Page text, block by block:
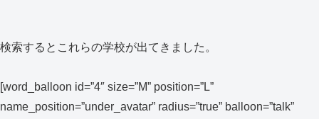
検索するとこれらの学校が出てきました。
[word_balloon id=”4″ size=”M” position=”L”
name_position=”under_avatar” radius=”true” balloon=”talk”